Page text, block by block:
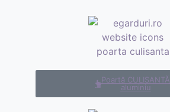
Poartă CULISANTĂ
aluminiu